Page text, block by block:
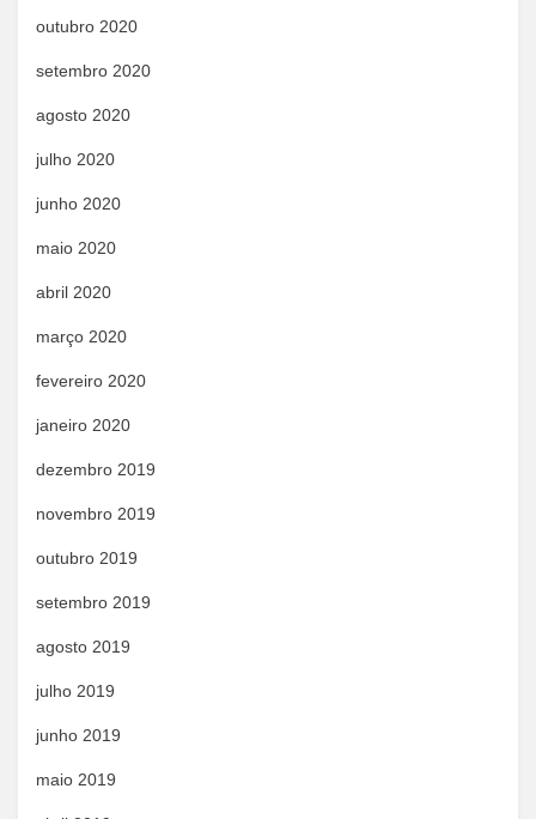
outubro 2020
setembro 2020
agosto 2020
julho 2020
junho 2020
maio 2020
abril 2020
março 2020
fevereiro 2020
janeiro 2020
dezembro 2019
novembro 2019
outubro 2019
setembro 2019
agosto 2019
julho 2019
junho 2019
maio 2019